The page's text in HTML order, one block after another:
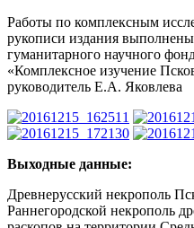
Работы по комплексным
рукописи издания
гуманитарного научного
«Комплексное изучение
руководитель Е.А. Яковлева
Выходные данные:
Древнерусский некрополь
Раннегородской некрополь